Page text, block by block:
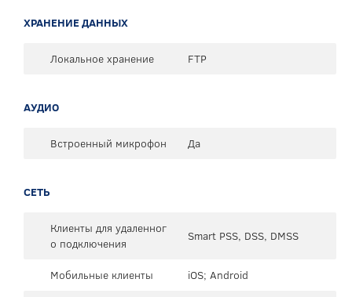
ХРАНЕНИЕ ДАННЫХ
Локальное хранение FTP
АУДИО
Встроенный микрофон Да
СЕТЬ
Клиенты для удаленног
о подключения
Smart PSS, DSS, DMSS
Мобильные клиенты iOS; Android